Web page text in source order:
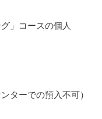
」コースの個人
ターでの預入不可）